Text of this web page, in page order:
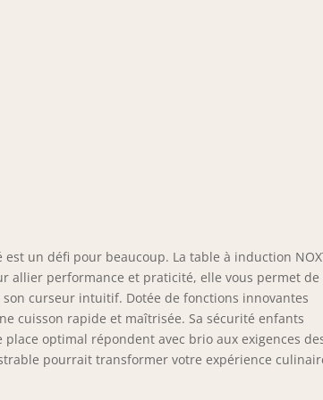
un défi pour beaucoup. La table à induction
allier performance et praticité, elle vous permet de
curseur intuitif. Dotée de fonctions innovantes
cuisson rapide et maîtrisée. Sa sécurité enfants
optimal répondent avec brio aux exigences
pourrait transformer votre expérience